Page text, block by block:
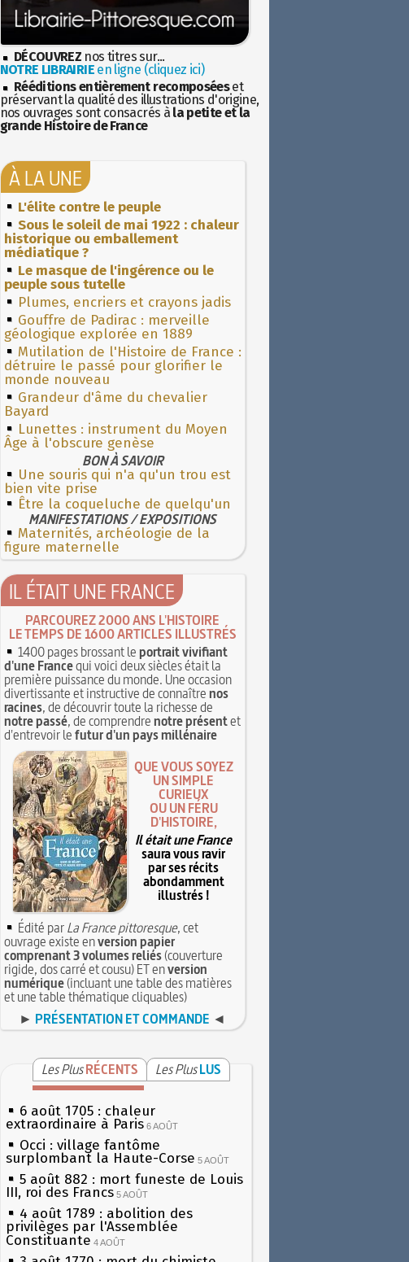
DÉCOUVREZ nos titres sur...
NOTRE LIBRAIRIEen ligne (cliquez ici)
Rééditions entièrement recomposéeset
préservant la qualité des illustrations d'origine,
nos ouvrages sont consacrés à la petite et la
grande Histoire de France
À LA UNE
L'élite contre le peuple
Sous le soleil de mai 1922 : chaleur
historique ou emballement
médiatique ?
Le masque de l'ingérence ou le
peuple sous tutelle
Plumes, encriers et crayons jadis
Gouffre de Padirac : merveille
géologique explorée en 1889
Mutilation de l'Histoire de France :
détruire le passé pour glorifier le
monde nouveau
Grandeur d'âme du chevalier
Bayard
Lunettes : instrument du Moyen
Âge à l'obscure genèse
BON À SAVOIR
Une souris qui n'a qu'un trou est
bien vite prise
Être la coqueluche de quelqu'un
MANIFESTATIONS / EXPOSITIONS
Maternités, archéologie de la
figure maternelle
IL ÉTAIT UNE FRANCE
PARCOUREZ 2000 ANS L'HISTOIRE
LE TEMPS DE 1600 ARTICLES ILLUSTRÉS
1400 pages brossant leportrait vivifiant
d'une Francequi voici deux siècles était la
première puissance du monde. Une occasion
divertissante et instructive de connaîtrenos
racines, de découvrir toute la richesse de
notre passé, de comprendrenotre présentet
d'entrevoir lefutur d'un pays millénaire
QUE VOUS SOYEZ
UN SIMPLE
CURIEUX
OU UN FÉRU
D'HISTOIRE,
Il était une France
saura vous ravir
par ses récits
abondamment
illustrés !
Édité parLa France pittoresque, cet
ouvrage existe enversion papier
comprenant 3 volumes reliés(couverture
rigide, dos carré et cousu) ET enversion
numérique(incluant une table des matières
et une table thématique cliquables)
► PRÉSENTATION ET COMMANDE ◄
Les Plus RÉCENTS Les Plus LUS
6 août 1705 : chaleur
extraordinaire à Paris 6 AOÛT
Occi : village fantôme
surplombant la Haute-Corse 5 AOÛT
5 août 882 : mort funeste de Louis
III, roi des Francs 5 AOÛT
4 août 1789 : abolition des
privilèges par l'Assemblée
Constituante 4 AOÛT